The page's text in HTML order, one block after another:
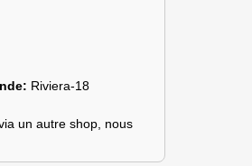
Riviera-18
un autre shop, nous